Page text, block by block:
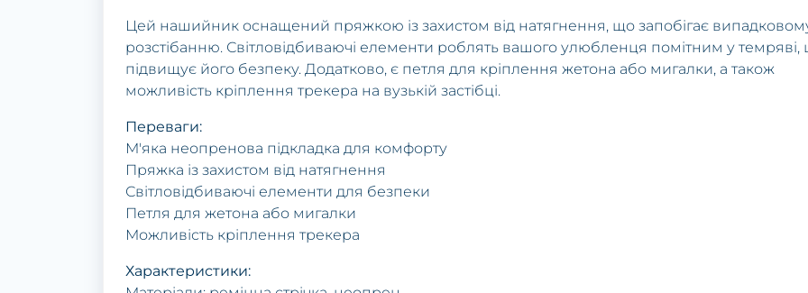
Цей нашийник оснащений пряжкою із захистом від натягнення, що запобігає
розстібанню. Світловідбиваючі елементи роблять вашого улюбленця помітним у темряві,
підвищує його безпеку. Додатково, є петля для кріплення жетона або мигалки, а також
можливість кріплення трекера на вузькій застібці.
Переваги:
М'яка неопренова підкладка для комфорту
Пряжка із захистом від натягнення
Світловідбиваючі елементи для безпеки
Петля для жетона або мигалки
Можливість кріплення трекера
Характеристики: